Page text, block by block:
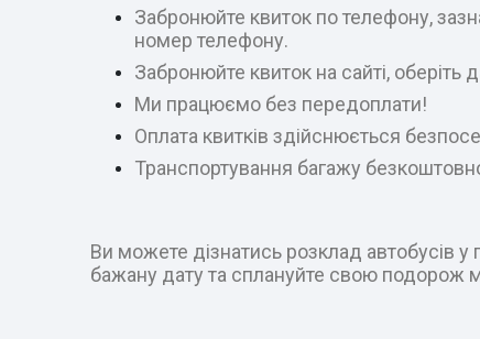
Забронюйте квиток по телефону,
номер телефону.
Забронюйте квиток на сайті,
Ми працюємо без передоплати!
Оплата квитків здійснюється
Транспортування багажу
Ви можете дізнатись розклад автобусів у
бажану дату та сплануйте свою